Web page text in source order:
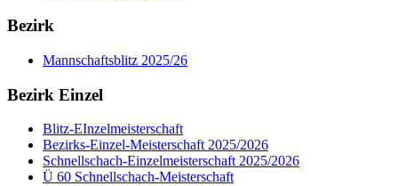
Bezirk
Mannschaftsblitz 2025/26
Bezirk Einzel
Blitz-EInzelmeisterschaft
Bezirks-Einzel-Meisterschaft 2025/2026
Schnellschach-Einzelmeisterschaft 2025/2026
Ü 60 Schnellschach-Meisterschaft